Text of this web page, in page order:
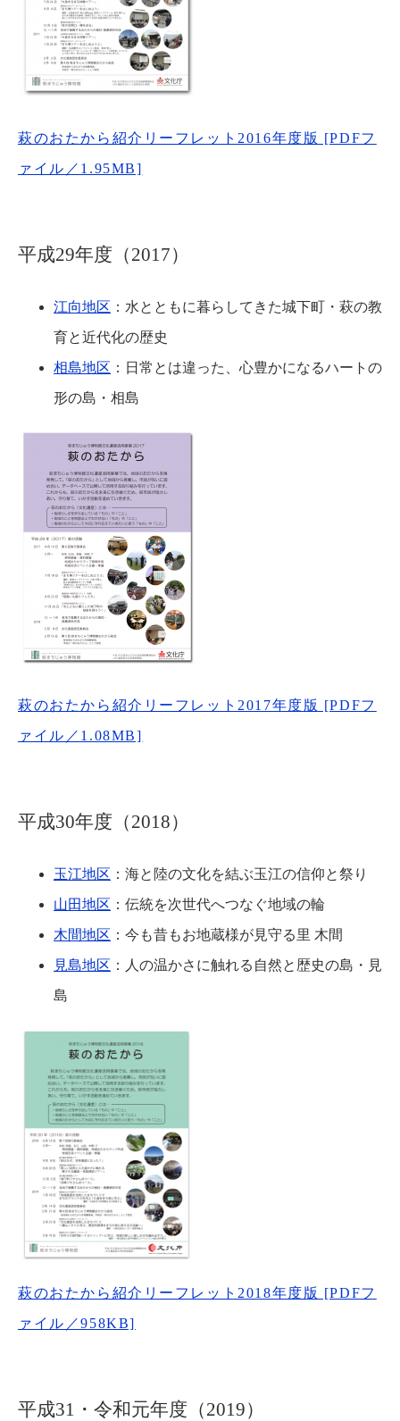
萩のおたから紹介リーフレット2016年度版 [PDFフ
ァイル／1.95MB]
平成29年度（2017）
江向地区 ：水とともに暮らしてきた城下町・萩の教
育と近代化の歴史
相島地区 ：日常とは違った、心豊かになるハートの
形の島・相島
萩のおたから紹介リーフレット2017年度版 [PDFフ
ァイル／1.08MB]
平成30年度（2018）
玉江地区 ：海と陸の文化を結ぶ玉江の信仰と祭り
山田地区 ：伝統を次世代へつなぐ地域の輪
木間地区 ：今も昔もお地蔵様が見守る里 木間
見島地区 ：人の温かさに触れる自然と歴史の島・見
島
萩のおたから紹介リーフレット2018年度版 [PDFフ
ァイル／958KB]
平成31・令和元年度（2019）